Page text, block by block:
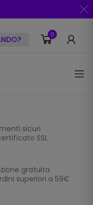
0
sicuri
SSL
gratuita
superiori a 59€